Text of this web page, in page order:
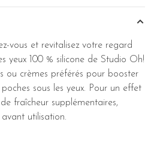
vous et revitalisez votre regard
yeux 100 % silicone de Studio Oh!
ou crèmes préférés pour booster
sous les yeux. Pour un effet
fraîcheur supplémentaires,
utilisation.